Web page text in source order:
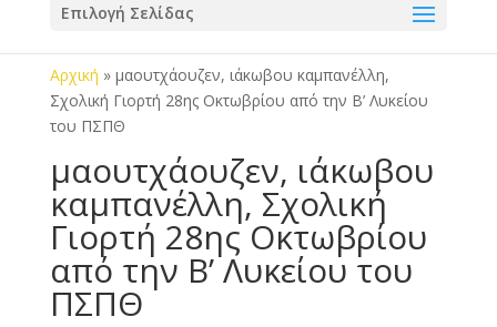
Επιλογή Σελίδας
Αρχική » μαουτχάουζεν, ιάκωβου καμπανέλλη,
Σχολική Γιορτή 28ης Οκτωβρίου από την Β’ Λυκείου
του ΠΣΠΘ
μαουτχάουζεν, ιάκωβου
καμπανέλλη, Σχολική
Γιορτή 28ης Οκτωβρίου
από την Β’ Λυκείου του
ΠΣΠΘ